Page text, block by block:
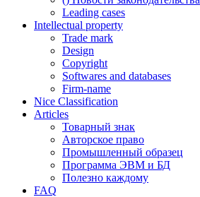
Leading cases
Intellectual property
Trade mark
Design
Copyright
Softwares and databases
Firm-name
Nice Classification
Articles
Товарный знак
Авторское право
Промышленный образец
Программа ЭВМ и БД
Полезно каждому
FAQ